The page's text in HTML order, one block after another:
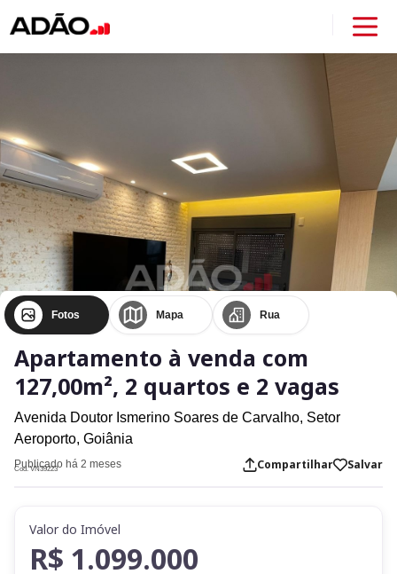
Fotos Mapa Rua
Apartamento à venda com
127,00m², 2 quartos e 2 vagas
Avenida Doutor Ismerino Soares de Carvalho, Setor
Aeroporto, Goiânia
Publicado há 2 meses
Cod. VN39223 Compartilhar Salvar
Valor do Imóvel
R$ 1.099.000